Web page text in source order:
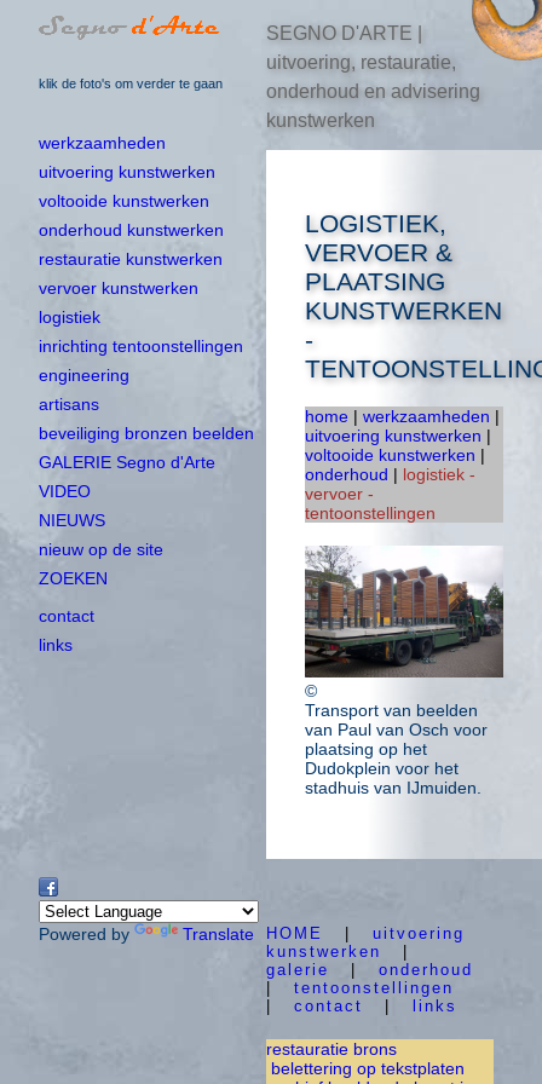
klik de foto's om verder te gaan
SEGNO D'ARTE |
uitvoering, restauratie,
onderhoud en advisering
kunstwerken
werkzaamheden
uitvoering kunstwerken
voltooide kunstwerken
onderhoud kunstwerken
restauratie kunstwerken
vervoer kunstwerken
logistiek
inrichting tentoonstellingen
engineering
artisans
beveiliging bronzen beelden
GALERIE Segno d'Arte
VIDEO
NIEUWS
nieuw op de site
ZOEKEN
contact
links
Powered by Translate
LOGISTIEK,
VERVOER &
PLAATSING
KUNSTWERKEN
-
home | werkzaamheden |
uitvoering kunstwerken |
voltooide kunstwerken |
onderhoud | logistiek -
vervoer -
tentoonstellingen
©
Transport van beelden
van Paul van Osch voor
plaatsing op het
Dudokplein voor het
stadhuis van IJmuiden.
HOME
uitvoering
kunstwerken
galerie
onderhoud
tentoonstellingen
contact links
restauratie brons
belettering op tekstplaten